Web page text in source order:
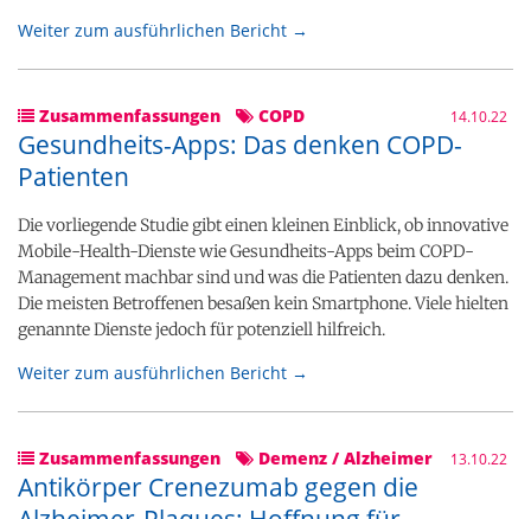
Weiter zum ausführlichen Bericht →
Zusammenfassungen COPD 14.10.22
Gesundheits-Apps: Das denken COPD-
Patienten
Die vorliegende Studie gibt einen kleinen Einblick, ob innovative
Mobile-Health-Dienste wie Gesundheits-Apps beim COPD-
Management machbar sind und was die Patienten dazu denken.
Die meisten Betroffenen besaßen kein Smartphone. Viele hielten
genannte Dienste jedoch für potenziell hilfreich.
Weiter zum ausführlichen Bericht →
Zusammenfassungen Demenz / Alzheimer 13.10.22
Antikörper Crenezumab gegen die